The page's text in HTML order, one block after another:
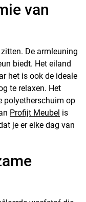
van
De armleuning
biedt. Het eiland
het is ook de ideale
te relaxen. Het
polyetherschuim op
Profijt Meubel is
je er elke dag van